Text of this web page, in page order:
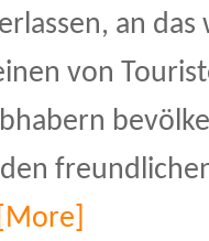
an das
von
[More]